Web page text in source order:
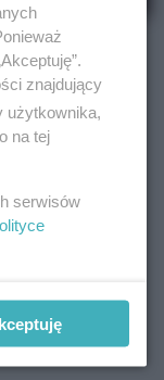
znajdujący
użytkownika,
na tej
serwisów